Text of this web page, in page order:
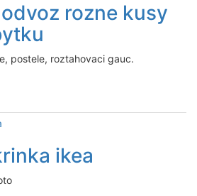
rozne kusy
postele, roztahovaci gauc.
ikea